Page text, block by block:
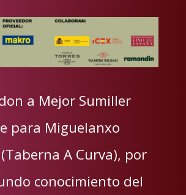
a Mejor Sumiller
para Miguelanxo
A Curva), por
conocimiento del